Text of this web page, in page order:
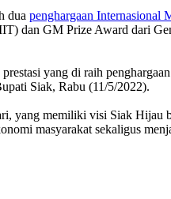
dua penghargaan Internasional
dan GM Prize Award dari
yang di raih
Siak, Rabu (11/5/2022).
yang memiliki visi Siak Hijau
masyarakat sekaligus